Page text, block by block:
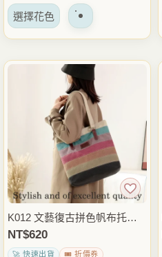
擇
選擇花色 該
有
多
種
變
體。
可
以
在
產
頁
K012 文藝復古拼色帆布托特
包 肩背包 大容量休閒手提包
日常通勤外出穿搭包
NT$620
🚀 快速出貨
🎟️ 折價券